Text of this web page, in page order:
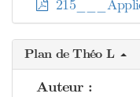
Plan de Théo L
Auteur :